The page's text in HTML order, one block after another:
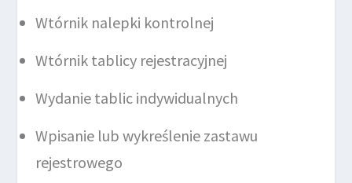
Wtórnik nalepki kontrolnej
Wtórnik tablicy rejestracyjnej
Wydanie tablic indywidualnych
Wpisanie lub wykreślenie zastawu
rejestrowego